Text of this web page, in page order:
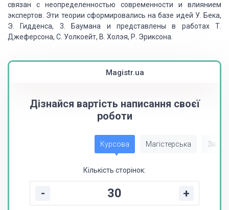
связан с неопределенностью современности и влиянием
экспертов. Эти теории сформировались на базе идей У. Бека,
Э.
Гидденса, 3. Баумана и представлены в работах Т.
Джеферсона, С. Уолкоейт, В. Холэя, Р. Эриксона.
Magistr.ua
Дізнайся вартість написання своєї
роботи
Курсова Магістерська Звіт
Кількість сторінок:
- +